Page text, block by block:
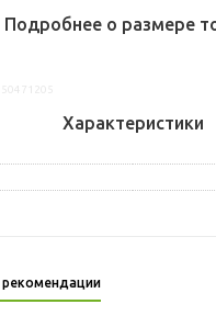
Подробнее о размере
Характеристики
рекомендации